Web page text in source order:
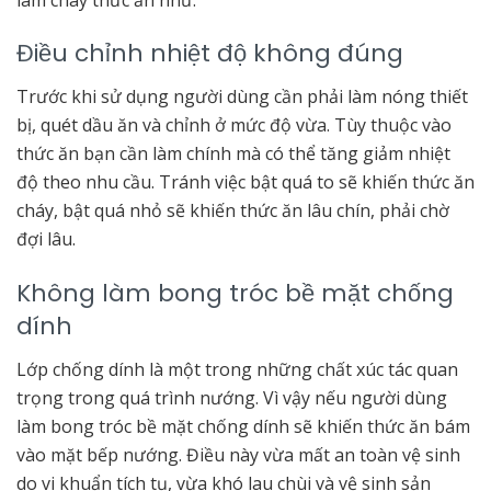
Điều chỉnh nhiệt độ không đúng
Trước khi sử dụng người dùng cần phải làm nóng thiết
bị, quét dầu ăn và chỉnh ở mức độ vừa. Tùy thuộc vào
thức ăn bạn cần làm chính mà có thể tăng giảm nhiệt
độ theo nhu cầu. Tránh việc bật quá to sẽ khiến thức ăn
cháy, bật quá nhỏ sẽ khiến thức ăn lâu chín, phải chờ
đợi lâu.
Không làm bong tróc bề mặt chống
dính
Lớp chống dính là một trong những chất xúc tác quan
trọng trong quá trình nướng. Vì vậy nếu người dùng
làm bong tróc bề mặt chống dính sẽ khiến thức ăn bám
vào mặt bếp nướng. Điều này vừa mất an toàn vệ sinh
do vi khuẩn tích tụ, vừa khó lau chùi và vệ sinh sản